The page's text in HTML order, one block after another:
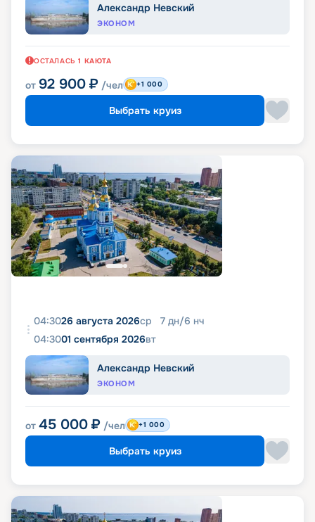
Александр Невский
ЭКОНОМ
ОСТАЛАСЬ 1 КАЮТА
от 92 900 ₽ /чел +1 000
Выбрать круиз
04:3026 августа 2026ср 7 дн/6 нч
04:3001 сентября 2026вт
Александр Невский
ЭКОНОМ
от 45 000 ₽ /чел +1 000
Выбрать круиз